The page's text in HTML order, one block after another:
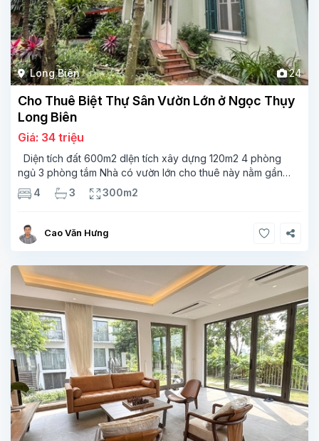
Long Biên 24
Cho Thuê Biệt Thự Sân Vườn Lớn ở Ngọc Thụy
Long Biên
Giá: 34 triệu
Diện tích đất 600m2 dIện tích xây dựng 120m2 4 phòng
ngủ 3 phòng tắm Nhà có vườn lớn cho thuê này nằm gần
LFAY ở Long Biên. Chỉ cách trường Trung học Pháp
Alexandre Yersin chưa đầy một km, rất
4 3 300m2
Cao Văn Hưng